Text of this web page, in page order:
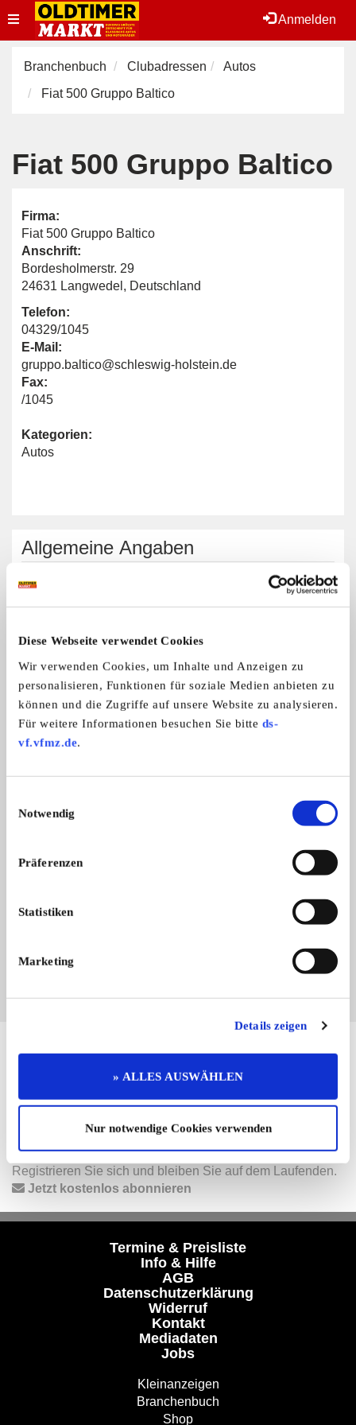
Diese Webseite verwendet Cookies
Wir verwenden Cookies, um Inhalte und Anzeigen zu
personalisieren, Funktionen für soziale Medien anbieten zu
können und die Zugriffe auf unsere Website zu analysieren.
Für weitere Informationen besuchen Sie bitte ds-
vf.vfmz.de.
Notwendig
Präferenzen
Statistiken
Marketing
Details zeigen
» ALLES AUSWÄHLEN
Nur notwendige Cookies verwenden
Anmelden
Toggle
navigation
Branchenbuch Clubadressen
Autos
Fiat 500 Gruppo Baltico
Fiat 500 Gruppo Baltico
Firma:
Fiat 500 Gruppo Baltico
Anschrift:
Bordesholmerstr. 29
24631 Langwedel, Deutschland
Telefon:
04329/1045
E-Mail:
gruppo.baltico@schleswig-holstein.de
Fax:
/1045
Kategorien:
Autos
Allgemeine Angaben
Automarken:
Fiat
Fiat 500 Gruppo Baltico
Sie vertreten dieses Unternehmen? Übernehmen Sie
jetzt diesen Branchenbuch-Eintrag um ihn zu
Hier finden Sie mehr von OLDTIMER MARKT
Folgen Sie uns auf unseren Social-Media-Seiten oder
laden Sie unsere Termine-App herunter:
Facebook
Unser kostenloser Newsletter
Registrieren Sie sich und bleiben Sie auf dem Laufenden.
Jetzt kostenlos abonnieren
Termine & Preisliste
Info & Hilfe
AGB
Datenschutzerklärung
Widerruf
Kontakt
Mediadaten
Jobs
Kleinanzeigen
Branchenbuch
Shop